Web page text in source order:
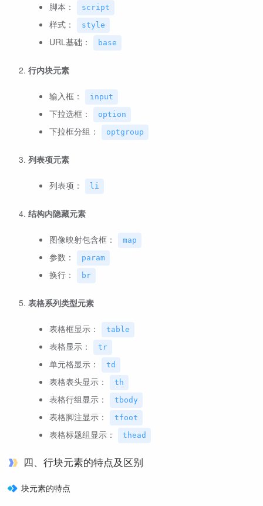
脚本： script
样式： style
URL基础： base
行内块元素
输入框： input
下拉选框： option
下拉框分组： optgroup
列表项元素
列表项： li
结构内隐藏元素
图像映射包含框： map
参数： param
换行： br
表格系列类型元素
表格框显示： table
表格显示： tr
单元格显示： td
表格表头显示： th
表格行组显示： tbody
表格脚注显示： tfoot
表格标题组显示： thead
四、行块元素的特点及区别
块元素的特点